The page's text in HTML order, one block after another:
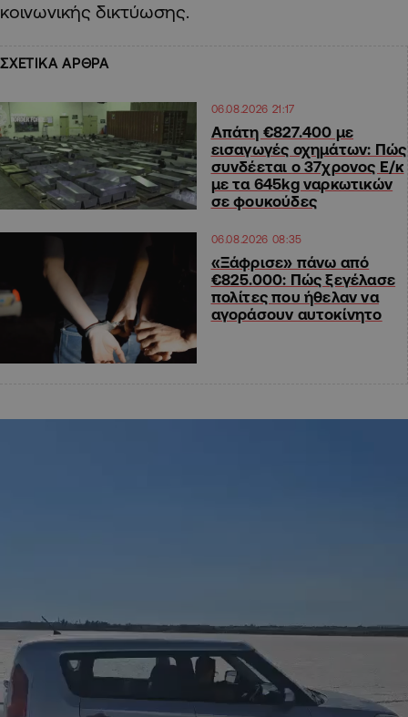
κοινωνικής δικτύωσης.
ΣΧΕΤΙΚΑ ΑΡΘΡΑ
06.08.2026 21:17
Απάτη €827.400 με
εισαγωγές οχημάτων: Πώς
συνδέεται ο 37χρονος Ε/κ
με τα 645kg ναρκωτικών
σε φουκούδες
06.08.2026 08:35
«Ξάφρισε» πάνω από
€825.000: Πώς ξεγέλασε
πολίτες που ήθελαν να
αγοράσουν αυτοκίνητο